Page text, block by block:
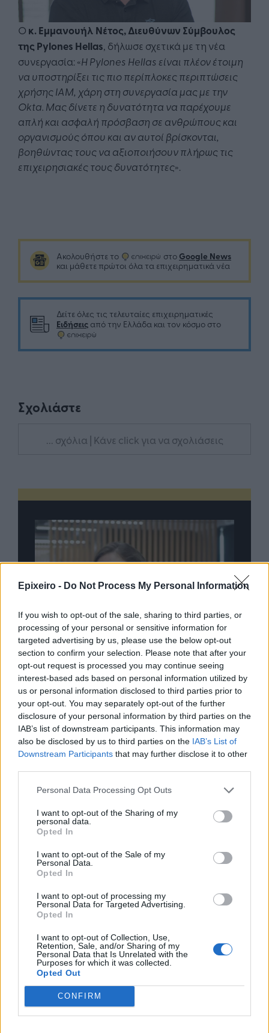
Epixeiro - Do Not Process My Personal Information
If you wish to opt-out of the sale, sharing to third parties, or
processing of your personal or sensitive information for
targeted advertising by us, please use the below opt-out
section to confirm your selection. Please note that after your
opt-out request is processed you may continue seeing
interest-based ads based on personal information utilized by
us or personal information disclosed to third parties prior to
your opt-out. You may separately opt-out of the further
disclosure of your personal information by third parties on the
IAB’s list of downstream participants. This information may
also be disclosed by us to third parties on the IAB’s List of
Downstream Participants that may further disclose it to other
Personal Data Processing Opt Outs
I want to opt-out of the Sharing of my
personal data.
Opted In
I want to opt-out of the Sale of my
Personal Data.
Opted In
I want to opt-out of processing my
Personal Data for Targeted Advertising.
Opted In
I want to opt-out of Collection, Use,
Retention, Sale, and/or Sharing of my
Personal Data that Is Unrelated with the
Purposes for which it was collected.
Opted Out
CONFIRM
Ο κ. Εμμανουήλ Νέτος, Διευθύνων Σύμβουλος
της Pylones Hellas , δήλωσε σχετικά με τη νέα
συνεργασία: «Η Pylones Hellas είναι πλέον έτοιμη
να υποστηρίξει τις πιο περίπλοκες περιπτώσεις
χρήσης IAM, χάρη στη συνεργασία μας με την
Okta. Μας δίνετε η δυνατότητα να παρέχουμε
απλή και ασφαλή πρόσβαση σε ανθρώπους και
οργανισμούς όπου και αν αυτοί βρίσκονται,
βοηθώντας τους να αξιοποιήσουν πλήρως τις
επιχειρησιακές τους δυνατότητες».
Ακολουθήστε το στο Google News
και μάθετε πρώτοι όλα τα επιχειρηματικά νέα
Δείτε όλες τις τελευταίες επιχειρηματικές
Ειδήσεις από την Ελλάδα και τον κόσμο στο
Σχολιάστε
... σχόλια | Κάνε click για να σχολιάσεις
TP Greece: Πώς διαμορφώνεται το
μέλλον του Insurance στην εποχή του AI
Περισσότερα από το
Trade Estates: Στην κατοχή της το
τίμημα 49,35 εκατ. ευρώ
07/08/26|16:53
Ατρόμητος και Novibet
ανανεώνουν τη συνεργασία τους
μέχρι το 2028